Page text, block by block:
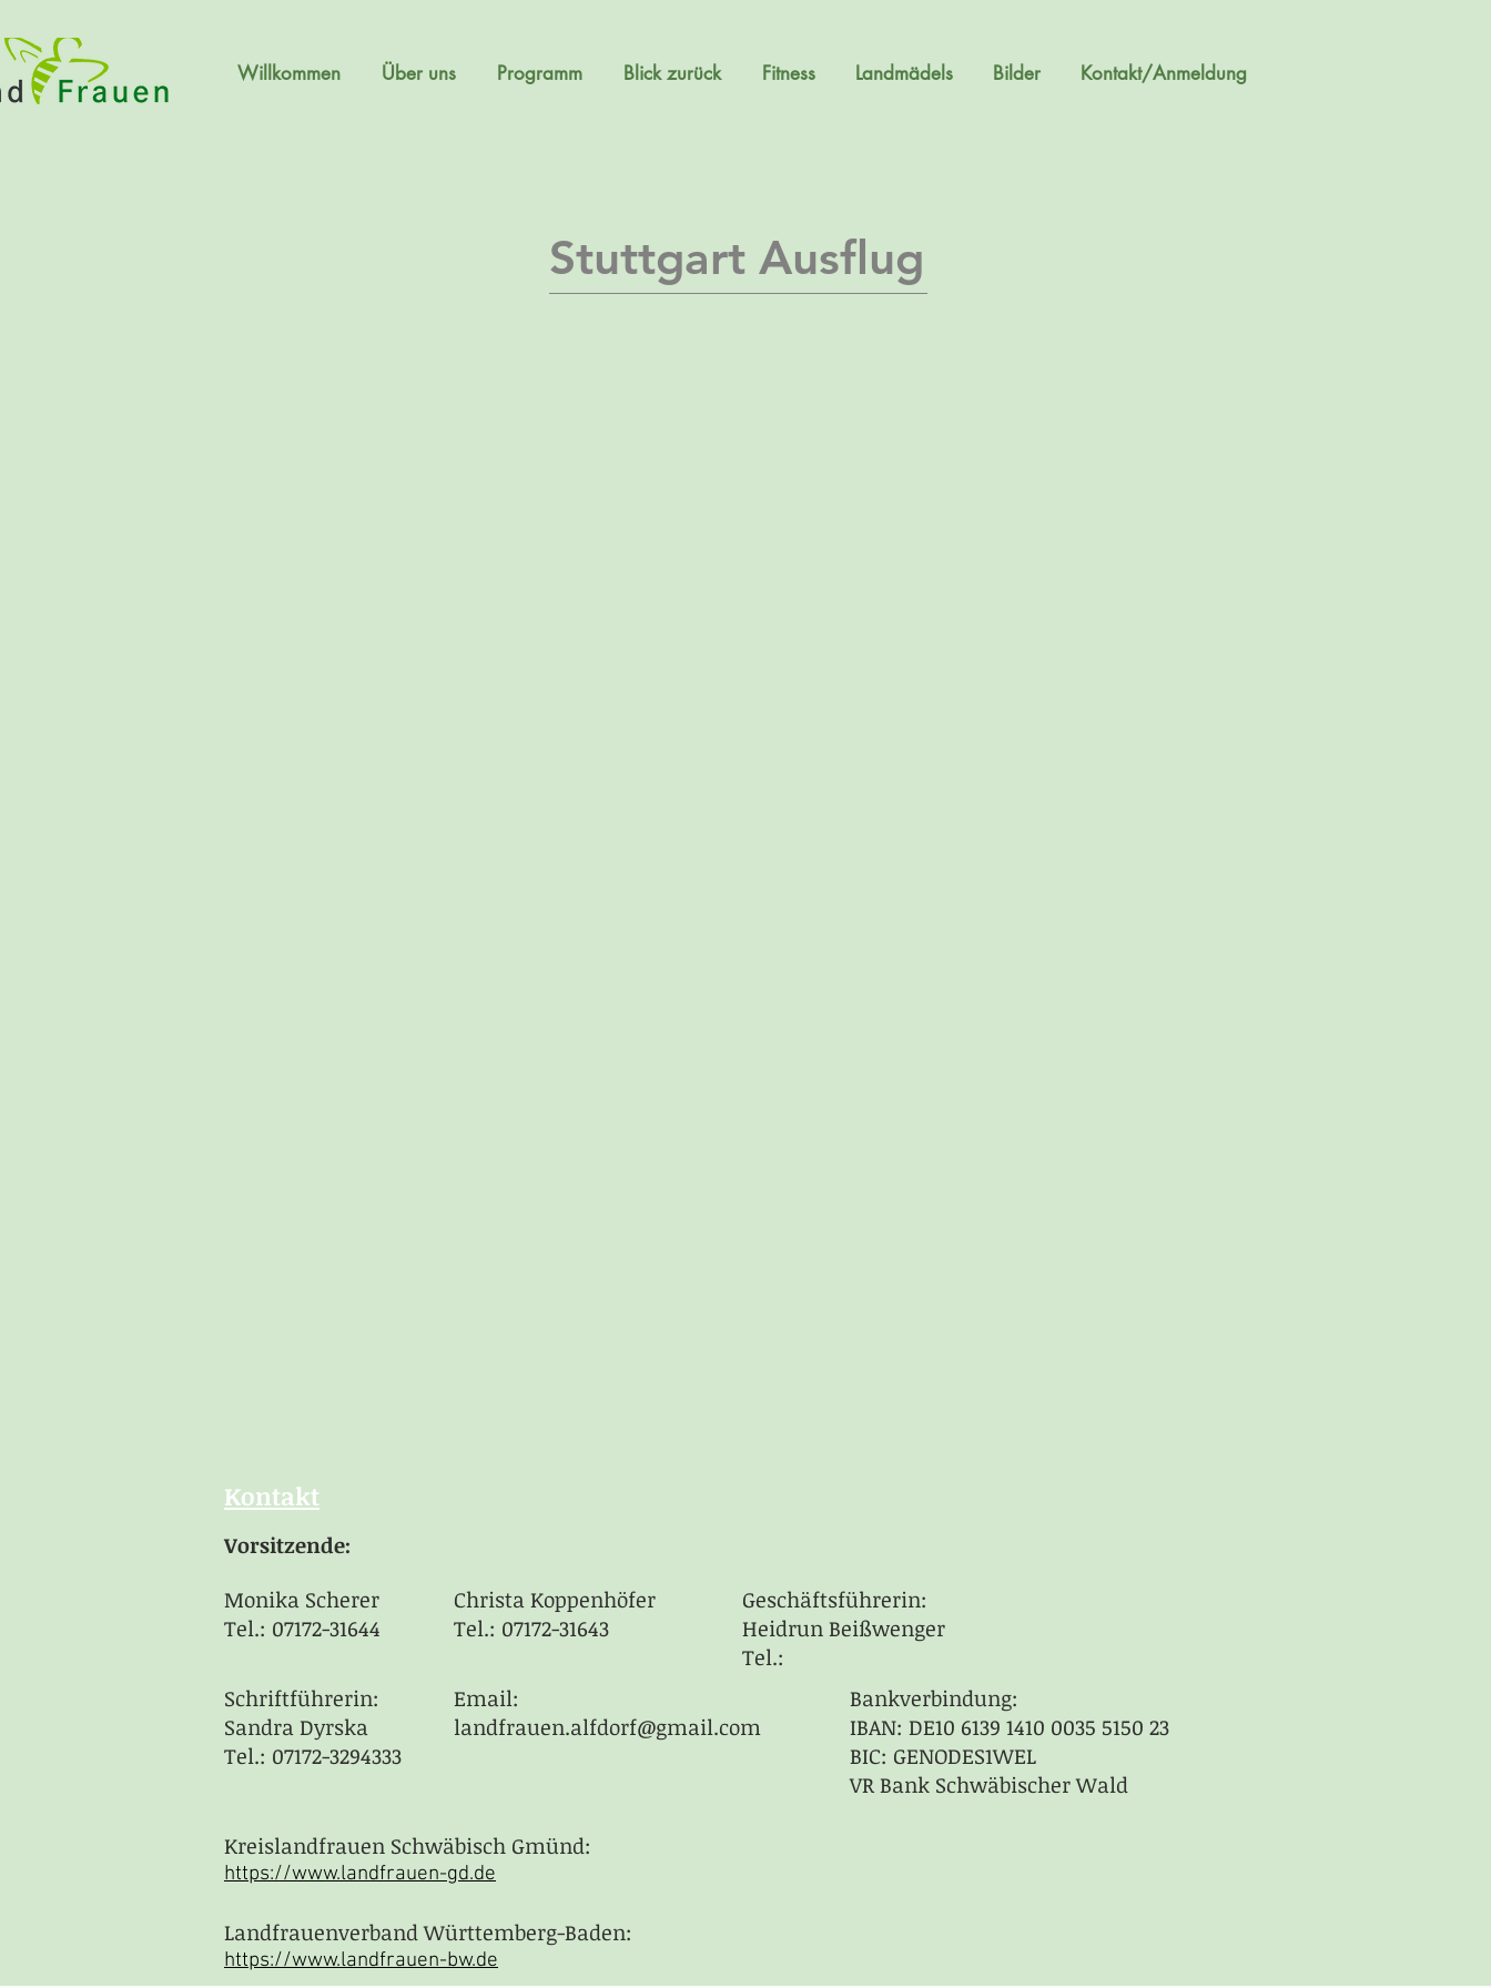
Willkommen Über uns Programm Blick zurück Fitness Landmädels Bilder Kontakt/Anmeldung
Stuttgart Ausflug
Kontakt
Vorsitzende:
Monika Scherer​
Tel.: 07172-31644
Christa Koppenhöfer
Tel.: 07172-31643
Geschäftsführerin:
Heidrun Beißwenger
Tel.:
Schriftführerin:
Sandra Dyrska
Tel.: 07172-3294333
Email:
landfrauen.alfdorf@gmail.com
Bankverbindung:
IBAN: DE10 6139 1410 0035 5150 23
BIC: GENODES1WEL
VR Bank Schwäbischer Wald
Kreislandfrauen Schwäbisch Gmünd:
https://www.landfrauen-gd.de
Landfrauenverband Württemberg-Baden:
https://www.landfrauen-bw.de